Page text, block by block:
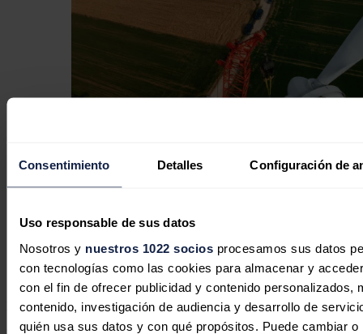
Consentimiento Detalles Configuración de
Uso responsable de sus datos
Nosotros y nuestros 1022 sociosprocesamos sus datos
con tecnologías como las cookies para almacenar y
con el fin de ofrecer publicidad y contenido personalizados,
contenido, investigación de audiencia y desarrollo de
quién usa sus datos y con qué propósitos. Puede cambiar
automatizada de palas eólicas de
madera del mundo
Jaime Santisteban
No hay comentarios